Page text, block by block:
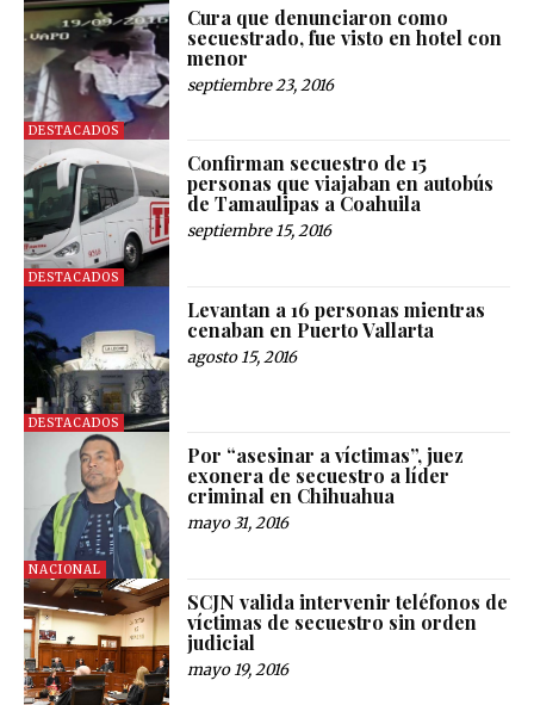
DESTACADOS
Cura que denunciaron como
secuestrado, fue visto en hotel con
menor
septiembre 23, 2016
DESTACADOS
Confirman secuestro de 15
personas que viajaban en autobús
de Tamaulipas a Coahuila
septiembre 15, 2016
DESTACADOS
Levantan a 16 personas mientras
cenaban en Puerto Vallarta
agosto 15, 2016
NACIONAL
Por “asesinar a víctimas”, juez
exonera de secuestro a líder
criminal en Chihuahua
mayo 31, 2016
SCJN valida intervenir teléfonos de
víctimas de secuestro sin orden
judicial
mayo 19, 2016